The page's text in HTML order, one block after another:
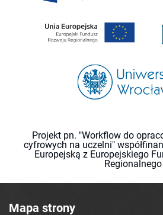
Projekt pn. "Workflow do
cyfrowych na uczelni"
Europejską z Europejskiego
Regionalnego
Mapa strony